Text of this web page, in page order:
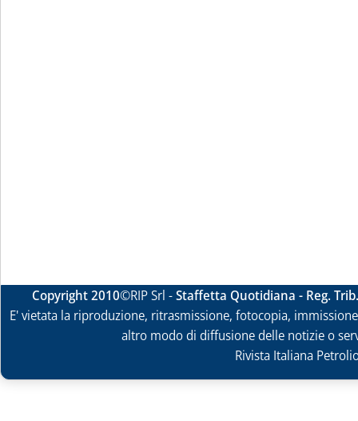
Copyright 2010©RIP Srl -Staffetta Quotidiana - Reg.
E' vietata la riproduzione, ritrasmissione, fotocopia,
altro modo di diffusione delle notizie o
Rivista Italiana